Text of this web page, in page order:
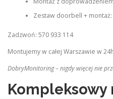
Zestaw doorbell + montaż:
Zadzwoń: 570 933 114
Montujemy w całej Warszawie w
DobryMonitoring – nigdy więcej nie
Kompleksowy